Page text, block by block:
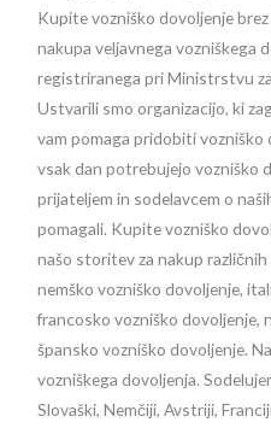
Kupite vozniško dovoljenje
nakupa veljavnega vozniškega
registriranega pri Ministrstvu
Ustvarili smo organizacijo, ki
vam pomaga pridobiti vozniško
vsak dan potrebujejo vozniško
prijateljem in sodelavcem o
pomagali. Kupite vozniško
našo storitev za nakup
nemško vozniško dovoljenje,
francosko vozniško dovoljenje,
špansko vozniško dovoljenje.
vozniškega dovoljenja.
Slovaški, Nemčiji, Avstriji,